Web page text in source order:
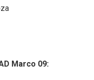
Marco 09: